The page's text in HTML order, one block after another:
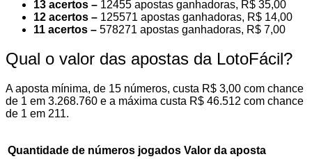
13 acertos – 12455 apostas ganhadoras, R$ 35,00
12 acertos – 125571 apostas ganhadoras, R$ 14,00
11 acertos – 578271 apostas ganhadoras, R$ 7,00
Qual o valor das apostas da LotoFácil?
A aposta mínima, de 15 números, custa R$ 3,00 com chance
de 1 em 3.268.760 e a máxima custa R$ 46.512 com chance
de 1 em 211.
Quantidade de números jogados Valor da aposta